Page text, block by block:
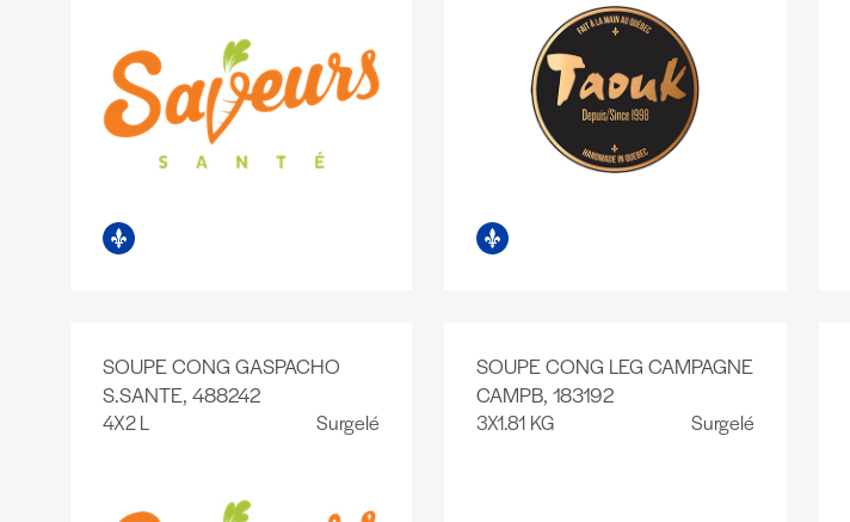
SOUPE CONG GASPACHO
S.SANTE, 488242
4X2 L Surgelé
SOUPE CONG LEG CAMPAGNE
CAMPB, 183192
3X1.81 KG Surgelé